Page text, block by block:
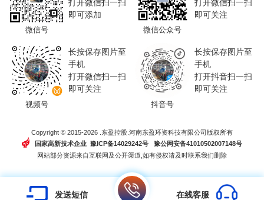
微信号
打开微信扫一扫
即可添加
微信公众号
打开微信扫一扫
即可关注
视频号
长按保存图片至
手机
打开微信扫一扫
即可关注
抖音号
长按保存图片至
手机
打开抖音扫一扫
即可关注
Copyright © 2015-2026 .东盈控股.河南东盈环资科技有限公司版权所有
国家高新技术企业 豫ICP备14029242号豫公网安备41010502007148号
网站部分资源来自互联网及公开渠道,如有侵权请及时联系我们删除
发送短信 在线客服